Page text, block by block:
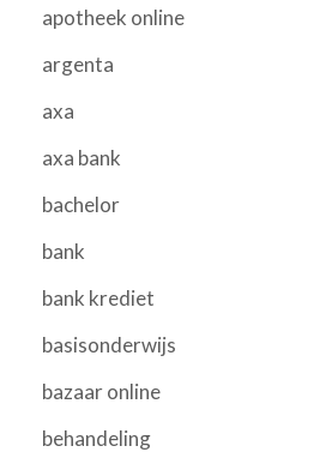
apotheek online
argenta
axa
axa bank
bachelor
bank
bank krediet
basisonderwijs
bazaar online
behandeling